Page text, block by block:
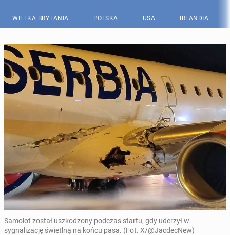
WIELKA BRYTANIA POLSKA USA IRLANDIA
Samolot został uszkodzony podczas startu, gdy uderzył w
sygnalizację świetlną na końcu pasa. (Fot. X/@JacdecNew)